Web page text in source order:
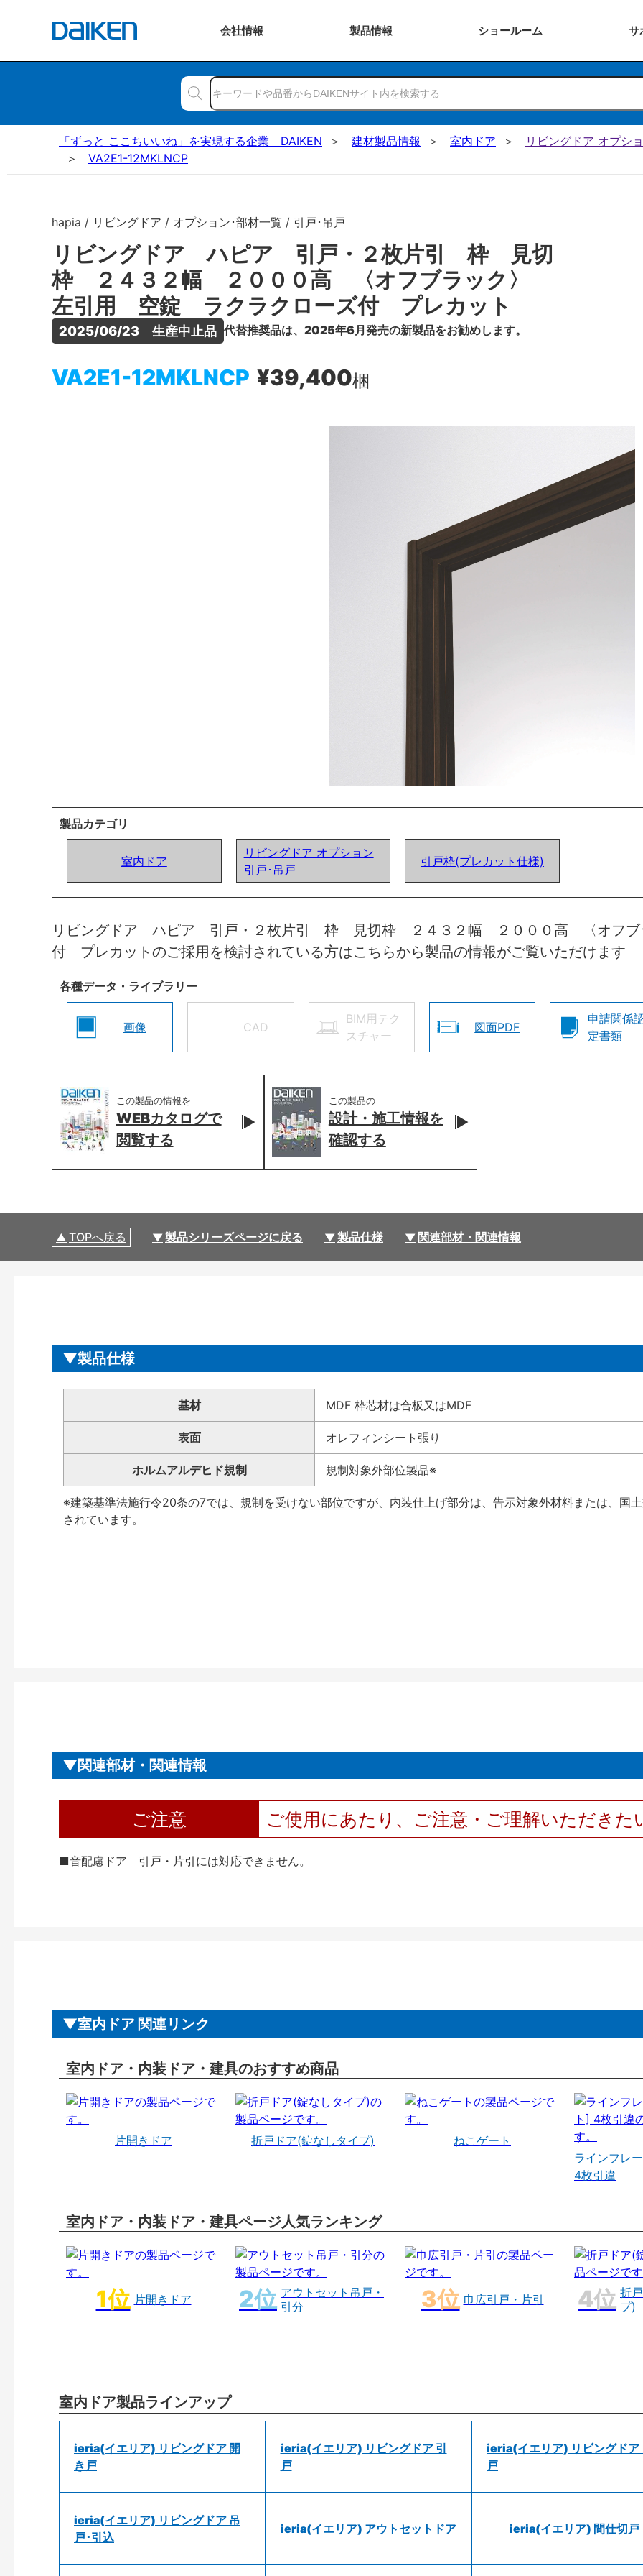
会社情報 製品情報 ショールーム サ
「ずっと ここちいいね」を実現する企業 DAIKEN 建材製品情報 室内ドア
リビングドア オプシ
VA2E1-12MKLNCP
hapia / リビングドア / オプション･部材一覧 / 引戸･吊戸
リビングドア ハピア 引戸・２枚片引 枠 見切
枠 ２４３２幅 ２０００高 〈オフブラック〉
左引用 空錠 ラクラクローズ付 プレカット
2025/06/23　生産中止品 代替推奨品は、2025年6月発売の新製品をお勧めします。
VA2E1-12MKLNCP ¥39,400梱
製品カテゴリ
室内ドア
リビングドア オプション
引戸･吊戸
引戸枠(プレカット仕様)
リビングドア ハピア 引戸・２枚片引 枠 見切枠 ２４３２幅 ２０００高 〈オフ
付 プレカットのご採用を検討されている方はこちらから製品の情報がご覧いただけます
各種データ・ライブラリー
画像 CAD
BIM用テク
スチャー
図面PDF
申請関係
定書類
この製品の情報を
WEBカタログで
閲覧する
この製品の
設計・施工情報を
確認する
TOPへ戻る 製品シリーズページに戻る 製品仕様 関連部材・関連情報
製品仕様
基材 MDF 枠芯材は合板又はMDF
表面 オレフィンシート張り
ホルムアルデヒド規制 規制対象外部位製品※
※建築基準法施行令20条の7では、規制を受けない部位ですが、内装仕上げ部分は、告示対象外材料または
されています。
関連部材・関連情報
ご注意 ご使用にあたり、ご注意・ご理解いただきた
■音配慮ドア 引戸・片引には対応できません。
室内ドア 関連リンク
室内ドア・内装ドア・建具のおすすめ商品
片開きドア 折戸ドア(錠なしタイプ)
ねこゲート
ラインフレ
4枚引違
室内ドア・内装ドア・建具ページ人気ランキング
片開きドア
アウトセット吊戸・
引分
巾広引戸・片引
折
プ)
室内ドア製品ラインアップ
ieria(イエリア) リビングドア 開
き戸
ieria(イエリア) リビングドア 引
戸
ieria(イエリア) リビングドア
戸
ieria(イエリア) リビングドア 吊
戸･引込
ieria(イエリア) アウトセットドア ieria(イエリア) 間仕切戸